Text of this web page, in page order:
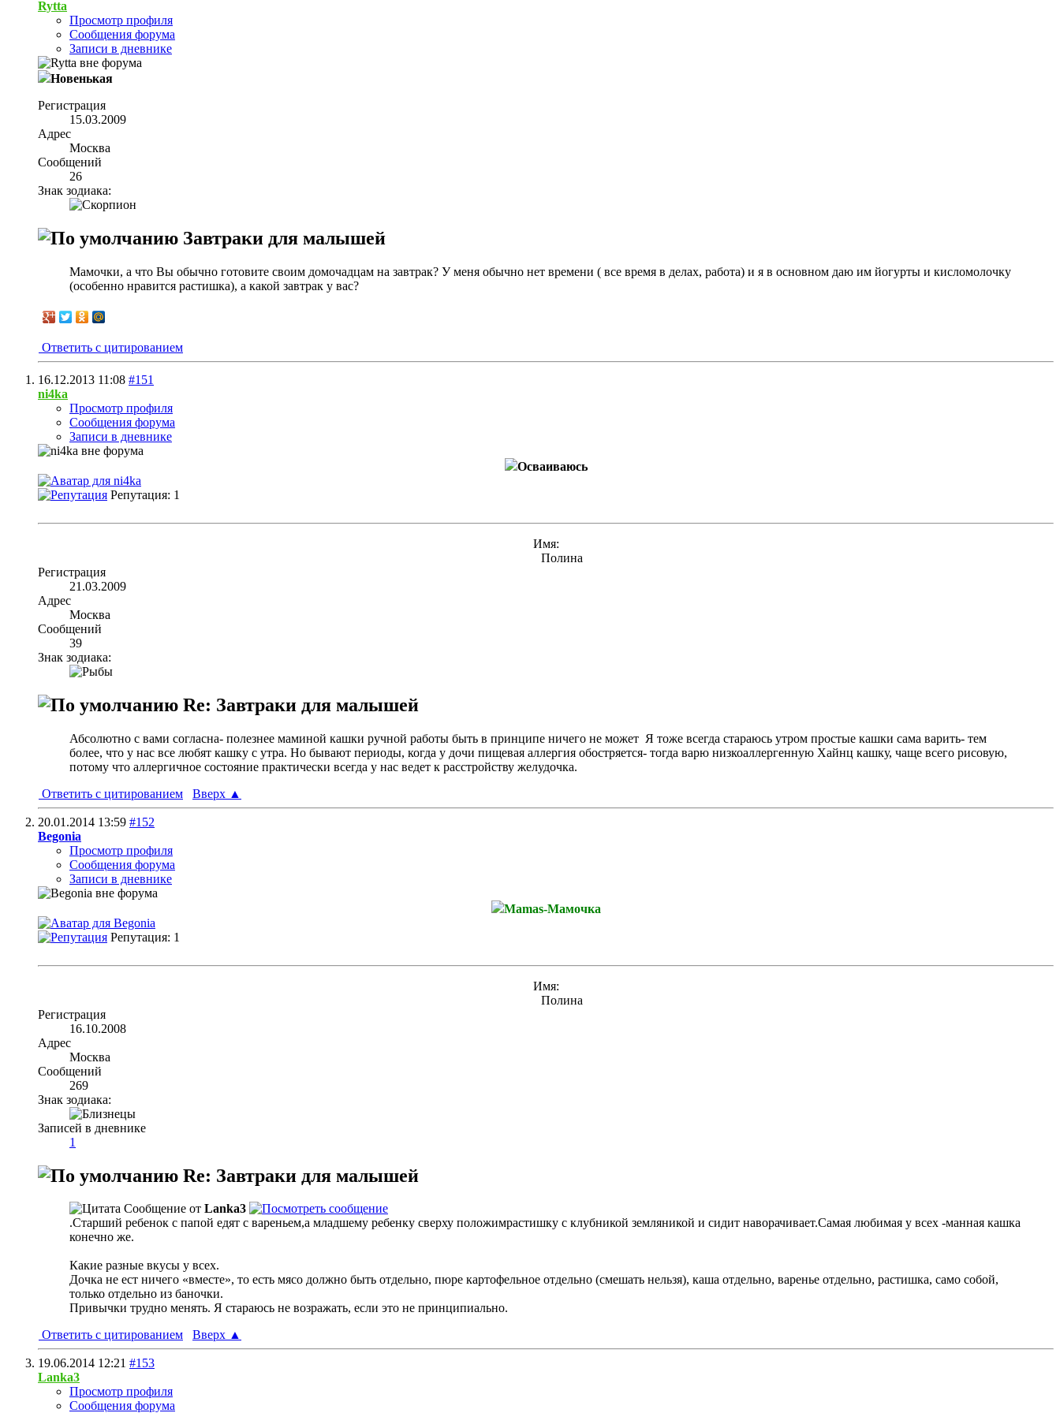
Rytta
Просмотр профиля
Сообщения форума
Записи в дневнике
Новенькая
Регистрация
15.03.2009
Адрес
Москва
Сообщений
26
Знак зодиака:
Завтраки для малышей
Мамочки, а что Вы обычно готовите своим домочадцам на завтрак? У меня обычно нет времени ( все время в делах, работа) и я в основном даю им йогурты и кисломолочку
(особенно нравится растишка), а какой завтрак у вас?
Ответить с цитированием
16.12.2013 11:08 #151
ni4ka
Просмотр профиля
Сообщения форума
Записи в дневнике
Осваиваюсь
Репутация: 1
Имя:
Полина
Регистрация
21.03.2009
Адрес
Москва
Сообщений
39
Знак зодиака:
Re: Завтраки для малышей
Абсолютно с вами согласна- полезнее маминой кашки ручной работы быть в принципе ничего не может Я тоже всегда стараюсь утром простые кашки сама варить- тем
более, что у нас все любят кашку с утра. Но бывают периоды, когда у дочи пищевая аллергия обостряется- тогда варю низкоаллергенную Хайнц кашку, чаще всего рисовую,
потому что аллергичное состояние практически всегда у нас ведет к расстройству желудочка.
Ответить с цитированием
Вверх ▲
20.01.2014 13:59 #152
Begonia
Просмотр профиля
Сообщения форума
Записи в дневнике
Mamas-Мамочка
Репутация: 1
Имя:
Полина
Регистрация
16.10.2008
Адрес
Москва
Сообщений
269
Знак зодиака:
Записей в дневнике
1
Re: Завтраки для малышей
Сообщение от Lanka3
.Старший ребенок с папой едят с вареньем,а младшему ребенку сверху положимрастишку с клубникой земляникой и сидит наворачивает.Самая любимая у всех -манная кашка
конечно же.
Какие разные вкусы у всех.
Дочка не ест ничего «вместе», то есть мясо должно быть отдельно, пюре картофельное отдельно (смешать нельзя), каша отдельно, варенье отдельно, растишка, само собой,
только отдельно из баночки.
Привычки трудно менять. Я стараюсь не возражать, если это не принципиально.
Ответить с цитированием
Вверх ▲
19.06.2014 12:21 #153
Lanka3
Просмотр профиля
Сообщения форума